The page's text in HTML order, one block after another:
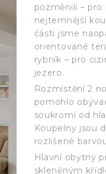
pozměnili –
nejtemnější
části jsme
orientované
rybník – pro
jezero.
Rozmístění 2
pomohlo
soukromí od
Koupelny jsou
rozlišené
Hlavní obytný
skleněným